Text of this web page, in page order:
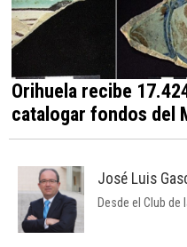
Orihuela recibe
catalogar fondos del
José Luis
Desde el Club de